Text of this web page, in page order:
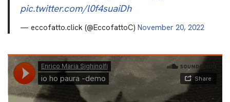
pic.twitter.com/l0f4suaiDh
— eccofatto.click (@EccofattoC) November 20, 2022